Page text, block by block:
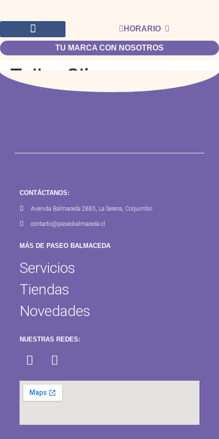
HORARIO
TU MARCA CON NOSOTROS
Taller Slime
CONTÁCTANOS:
Avenida Balmaceda 2885, La Serena, Coquimbo
contacto@paseobalmaceda.cl
MÁS DE PASEO BALMACEDA
Servicios
Tiendas
Novedades
NUESTRAS REDES: